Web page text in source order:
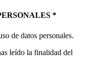
*
de datos personales.
leído la finalidad del